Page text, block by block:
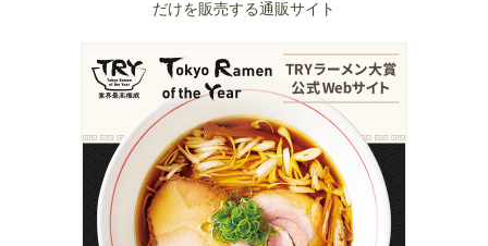
だけを販売する通販サイト